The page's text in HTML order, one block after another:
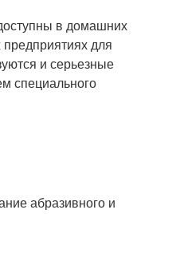
в домашних
для
и серьезные
специального
абразивного и